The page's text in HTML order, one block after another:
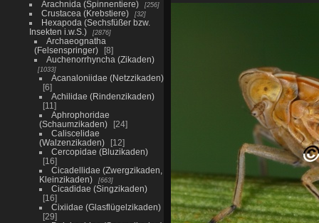
Arachnida (Spinnentiere) 256
Crustacea (Krebstiere) 32
Hexapoda (Sechsfüßer bzw.
Insekten i.w.S.)
2876
Archaeognatha
(Felsenspringer)
8
Auchenorrhyncha (Zikaden)
1033
Acanaloniidae (Netzzikaden)
6
Achilidae (Rindenzikaden)
11
Aphrophoridae
(Schaumzikaden)
24
Caliscelidae
(Walzenzikaden)
12
Cercopidae (Bluzikaden)
16
Cicadellidae (Zwergzikaden,
Kleinzikaden)
663
Cicadidae (Singzikaden)
16
Cixiidae (Glasflügelzikaden)
29